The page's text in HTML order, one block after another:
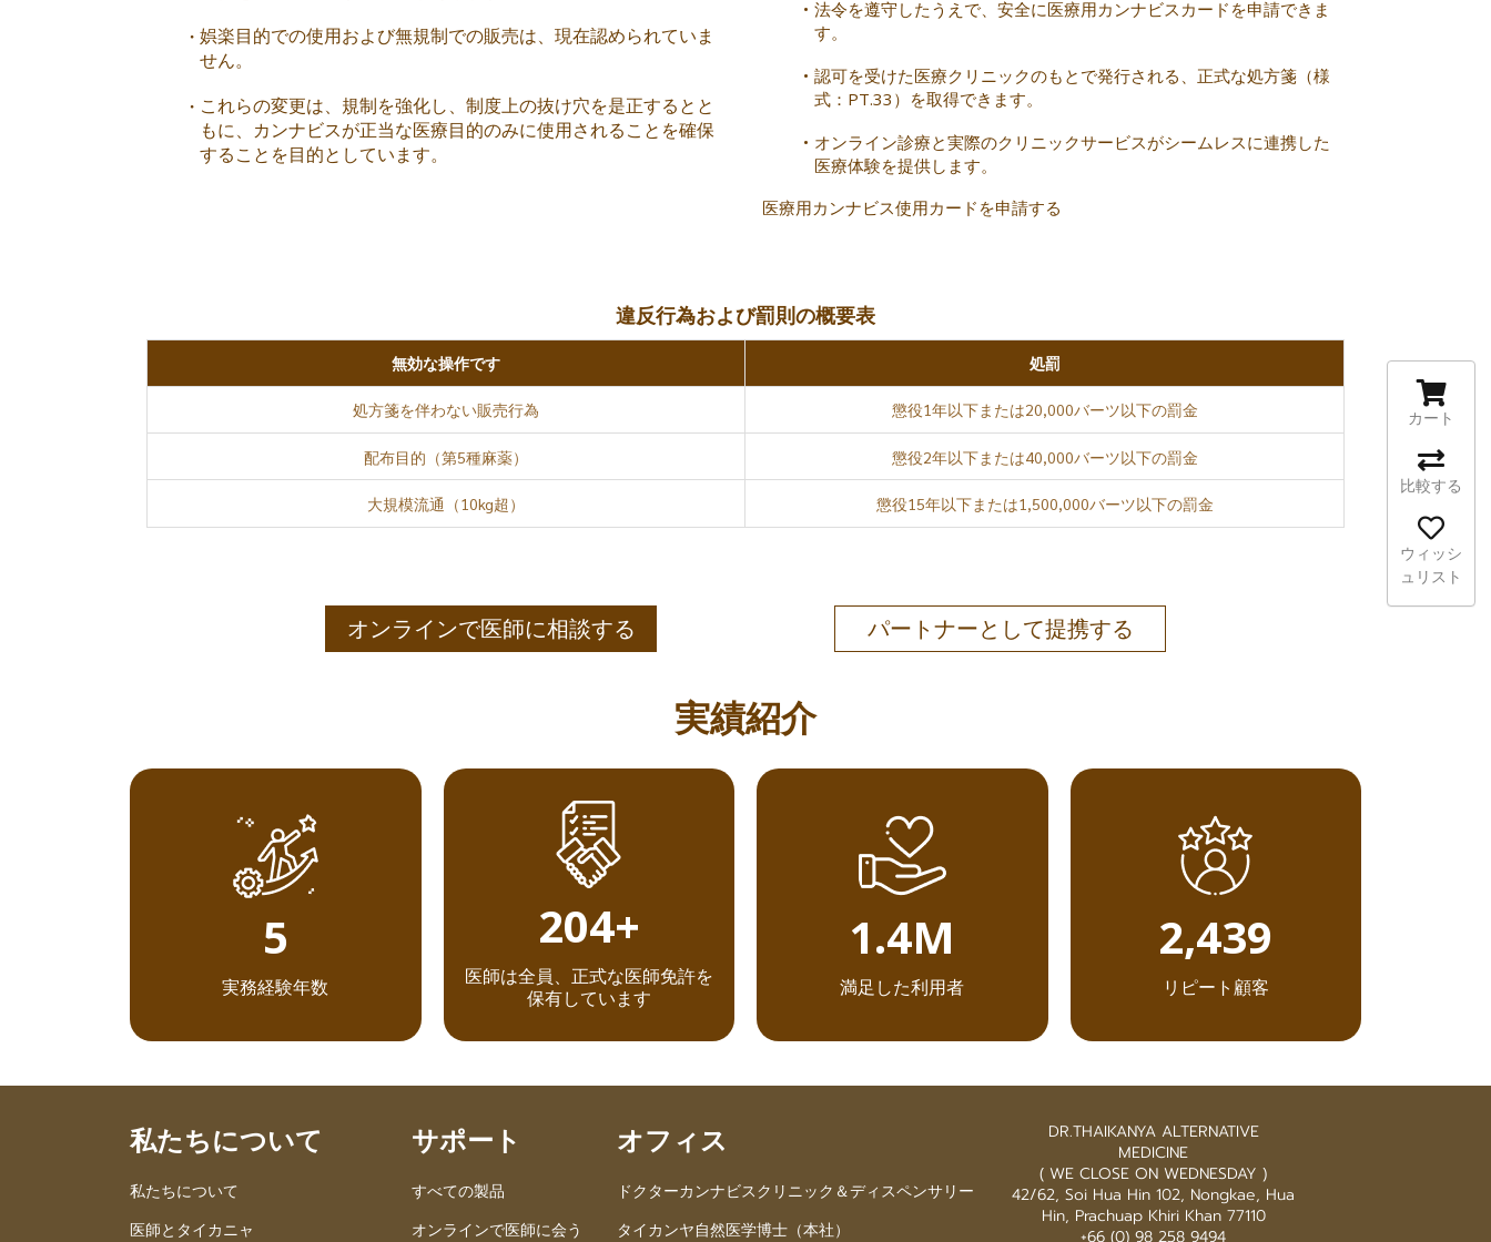
娯楽目的での使用および無規制での販売は、現在認められていま
せん。
これらの変更は、規制を強化し、制度上の抜け穴を是正するとと
もに、カンナビスが正当な医療目的のみに使用されることを確保
することを目的としています。
法令を遵守したうえで、安全に医療用カンナビスカードを申請できま
す。
認可を受けた医療クリニックのもとで発行される、正式な処方箋（様
式：PT.33）を取得できます。
オンライン診療と実際のクリニックサービスがシームレスに連携した
医療体験を提供します。
医療用カンナビス使用カードを申請する
違反行為および罰則の概要表
無効な操作です 処罰
処方箋を伴わない販売行為 懲役1年以下または20,000バーツ以下の罰金
配布目的（第5種麻薬） 懲役2年以下または40,000バーツ以下の罰金
大規模流通（10kg超） 懲役15年以下または1,500,000バーツ以下の罰金
オンラインで医師に相談する パートナーとして提携する
実績紹介
6
実務経験年数
237+
医師は全員、正式な医師免許を
保有しています
1.6M
満足した利用者
2,844
リピート顧客
私たちについて
私たちについて
医師とタイカニャ
サポート
すべての製品
オンラインで医師に会う
オフィス
ドクターカンナビスクリニック＆ディスペンサリー
タイカンヤ自然医学博士（本社）
DR.THAIKANYA ALTERNATIVE
MEDICINE
( WE CLOSE ON WEDNESDAY )
42/62, Soi Hua Hin 102, Nongkae, Hua
Hin, Prachuap Khiri Khan 77110
+66 (0) 98 258 9494
カート
比較する
ウィッシ
ュリスト